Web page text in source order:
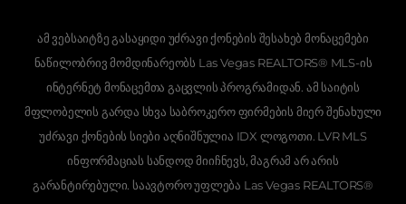
ამ ვებსაიტზე გასაყიდი უძრავი ქონების შესახებ მონაცემები
ნაწილობრივ მომდინარეობს Las Vegas REALTORS® MLS-ის
ინტერნეტ მონაცემთა გაცვლის პროგრამიდან. ამ საიტის
მფლობელის გარდა სხვა საბროკერო ფირმების მიერ შენახული
უძრავი ქონების სიები აღნიშნულია IDX ლოგოთი. LVR MLS
ინფორმაციას სანდოდ მიიჩნევს, მაგრამ არ არის
გარანტირებული. საავტორო უფლება Las Vegas REALTORS®
Hebrew